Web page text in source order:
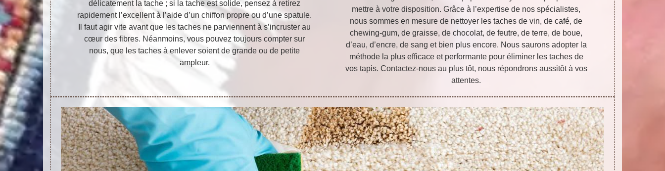
délicatement la tache ; si la tache est solide, pensez à retirez
rapidement l’excellent à l’aide d’un chiffon propre ou d’une spatule.
Il faut agir vite avant que les taches ne parviennent à s’incruster au
cœur des fibres. Néanmoins, vous pouvez toujours compter sur
nous, que les taches à enlever soient de grande ou de petite
ampleur.
mettre à votre disposition. Grâce à l’expertise de nos spécialistes,
nous sommes en mesure de nettoyer les taches de vin, de café, de
chewing-gum, de graisse, de chocolat, de feutre, de terre, de boue,
d’eau, d’encre, de sang et bien plus encore. Nous saurons adopter la
méthode la plus efficace et performante pour éliminer les taches de
vos tapis. Contactez-nous au plus tôt, nous répondrons aussitôt à vos
attentes.